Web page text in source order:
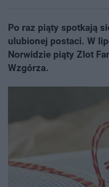
Po raz piąty spotkają
ulubionej postaci. W
Norwidzie piąty Zlot
Wzgórza.